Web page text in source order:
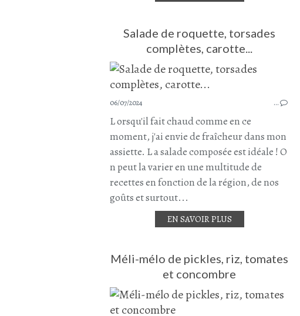
Salade de roquette, torsades
complètes, carotte...
06/07/2024 …
L orsqu'il fait chaud comme en ce
moment, j'ai envie de fraîcheur dans mon
assiette. L a salade composée est idéale ! O
n peut la varier en une multitude de
recettes en fonction de la région, de nos
goûts et surtout...
EN SAVOIR PLUS
Méli-mélo de pickles, riz, tomates
et concombre